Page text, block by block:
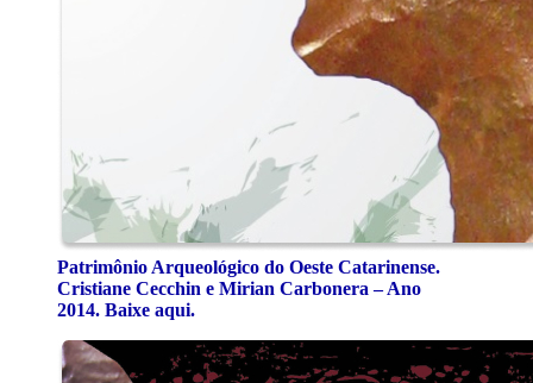
Patrimônio Arqueológico do Oeste Catarinense.
Cristiane Cecchin e Mirian Carbonera – Ano
2014. Baixe aqui.